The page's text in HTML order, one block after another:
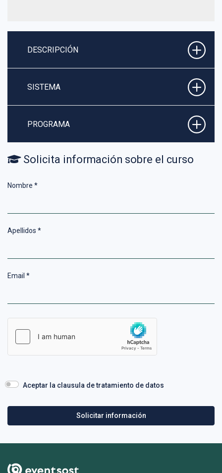
DESCRIPCIÓN
SISTEMA
PROGRAMA
Solicita información sobre el curso
Nombre *
Apellidos *
Email *
Aceptar la clausula de tratamiento de datos
Solicitar información